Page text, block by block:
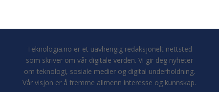
Teknologia.no er et uavhengig redaksjonelt nettsted
som skriver om vår digitale verden. Vi gir deg nyheter
om teknologi, sosiale medier og digital underholdning.
Vår visjon er å fremme allmenn interesse og kunnskap.